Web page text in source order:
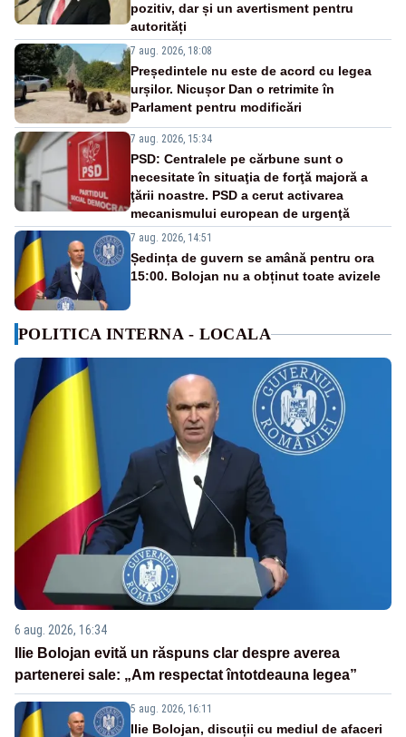
pozitiv, dar și un avertisment pentru
autorități
7 aug. 2026, 18:08
Președintele nu este de acord cu legea
urșilor. Nicușor Dan o retrimite în
Parlament pentru modificări
7 aug. 2026, 15:34
PSD: Centralele pe cărbune sunt o
necesitate în situaţia de forţă majoră a
ţării noastre. PSD a cerut activarea
mecanismului european de urgenţă
7 aug. 2026, 14:51
Ședința de guvern se amână pentru ora
15:00. Bolojan nu a obținut toate avizele
POLITICA INTERNA - LOCALA
6 aug. 2026, 16:34
Ilie Bolojan evită un răspuns clar despre averea
partenerei sale: „Am respectat întotdeauna legea”
5 aug. 2026, 16:11
Ilie Bolojan, discuții cu mediul de afaceri